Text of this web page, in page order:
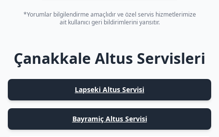
*Yorumlar bilgilendirme amaçlıdır ve özel servis hizmetlerimize
ait kullanıcı geri bildirimlerini yansıtır.
Çanakkale Altus Servisleri
Lapseki Altus Servisi
Bayramiç Altus Servisi